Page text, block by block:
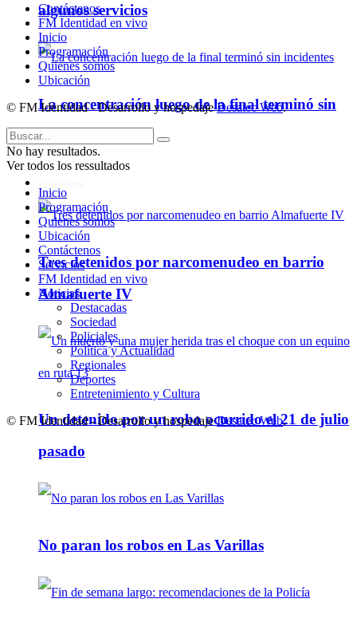
algunos servicios
La concentración luego de la final terminó sin
incidentes
Tres detenidos por narcomenudeo en barrio
Almafuerte IV
Un detenido por un robo ocurrido el 21 de julio
pasado
No paran los robos en Las Varillas
Contáctenos
FM Identidad en vivo
Inicio
Programación
Quienes somos
Ubicación
© FM Identidad - Desarrollo y hospedajeDesatec Web.
No hay resultados.
Ver todos los ressultados
Inicio
Programación
Quienes somos
Ubicación
Contáctenos
Servicios
FM Identidad en vivo
Noticias
Destacadas
Sociedad
Policiales
Política y Actualidad
Regionales
Deportes
Entretenimiento y Cultura
© FM Identidad - Desarrollo y hospedajeDesatec Web.